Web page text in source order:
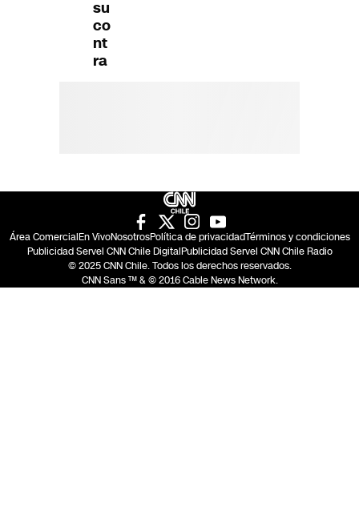
su
co
nt
ra
Área ComercialEn VivoNosotrosPolítica de privacidadTérminos y condiciones
Publicidad Servel CNN Chile DigitalPublicidad Servel CNN Chile Radio
© 2025 CNN Chile. Todos los derechos reservados.
CNN Sans ™ & © 2016 Cable News Network.